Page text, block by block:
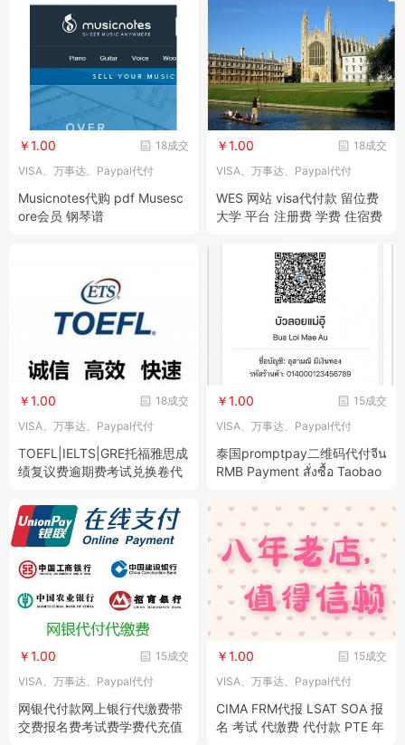
18成交
￥1.00
VISA、万事达、Paypal代付
Musicnotes代购 pdf Musesc
ore会员 钢琴谱
18成交
￥1.00
VISA、万事达、Paypal代付
WES 网站 visa代付款 留位费
大学 平台 注册费 学费 住宿费
18成交
￥1.00
VISA、万事达、Paypal代付
TOEFL|IELTS|GRE托福雅思成
绩复议费逾期费考试兑换卷代
15成交
￥1.00
VISA、万事达、Paypal代付
泰国promptpay二维码代付จีน
RMB Payment สั่งซื้อ Taobao
uo Payment WeChat Al
15成交
￥1.00
VISA、万事达、Paypal代付
网银代付款网上银行代缴费带
交费报名费考试费学费代充值
15成交
￥1.00
VISA、万事达、Paypal代付
CIMA FRM代报 LSAT SOA 报
名 考试 代缴费 代付款 PTE 年